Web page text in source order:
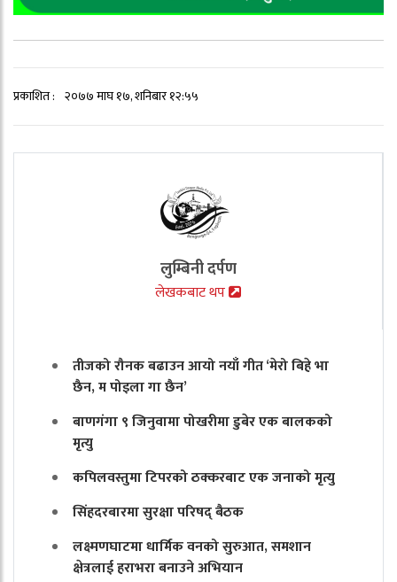
प्रकाशित : २०७७ माघ १७, शनिबार १२:५५
लुम्बिनी दर्पण
लेखकबाट थप
तीजको रौनक बढाउन आयो नयाँ गीत ‘मेरो बिहे भा
छैन, म पोइला गा छैन’
बाणगंगा ९ जिनुवामा पोखरीमा डुबेर एक बालकको
मृत्यु
कपिलवस्तुमा टिपरको ठक्करबाट एक जनाको मृत्यु
सिंहदरबारमा सुरक्षा परिषद् बैठक
लक्ष्मणघाटमा धार्मिक वनको सुरुआत, समशान
क्षेत्रलाई हराभरा बनाउने अभियान